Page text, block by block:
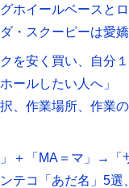
ホイールベースと
・スクーピーは愛嬌
クを安く買い、自分
ールしたい人へ」
、作業場所、作業
」＋「MA＝マ」→「
テコ「あだ名」5選